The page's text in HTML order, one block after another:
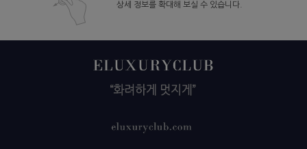
상세 정보를 확대해 보실 수 있습니다.